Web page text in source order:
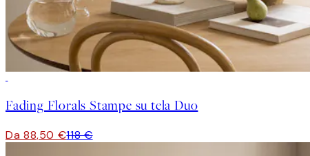
Fading Florals Stampe su tela Duo
Da 88,50 €118 €